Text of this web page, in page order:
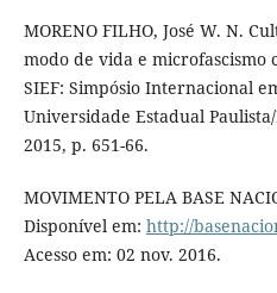
MORENO FILHO, José W. N.
modo de vida e microfascismo
SIEF: Simpósio Internacional
Universidade Estadual
2015, p. 651-66.
MOVIMENTO PELA BASE
Disponível em: http://
Acesso em: 02 nov. 2016.